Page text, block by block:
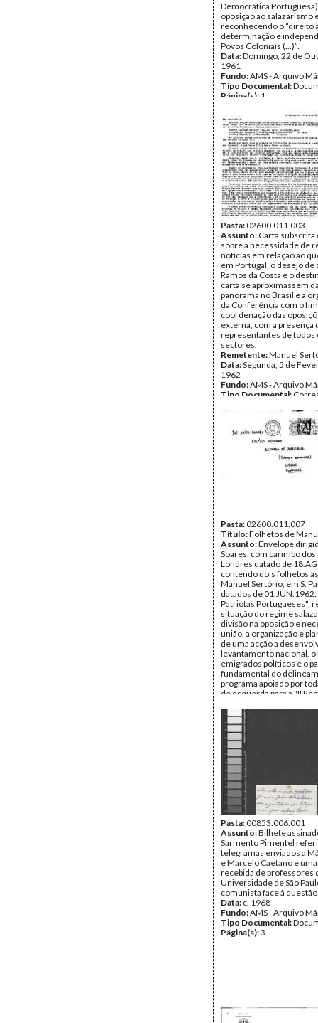
Democrática
oposição ao salazarismo
reconhecendo o “direito
determinação e
Povos Coloniais (...)”.
Data:Domingo, 22 de
1961
Fundo:AMS - Arquivo
Tipo Documental:
Página(s): 1
Pasta:02600.011.003
Assunto: Carta subscrita
sobre a necessidade de
notícias em relação ao
em Portugal, o desejo de
Ramos da Costa e o
carta se aproximassem
panorama no Brasil e a
da Conferência com o
coordenação das
externa, com a presença
representantes de todos
sectores.
Remetente:Manuel
Data:Segunda, 5 de
1962
Fundo:AMS - Arquivo
Tipo Documental:
Pasta:02600.011.007
Título:Folhetos de
Assunto:Envelope
Soares, com carimbo
Londres datado de
contendo dois folhetos
Manuel Sertório, em S.
datados de 01.JUN.1962:
Patriotas Portugueses",
situação do regime
divisão na oposição e
união, a organização e
de uma acção a
levantamento nacional, o
emigrados políticos e o
fundamental do
programa apoiado por
de esquerda para a "II
Portuguesa", com
programa a seguir, após
anti-fascista.
Data:Sexta, 1 de Junho
Sábado, 18 de Agosto de
Fundo:
Tipo Documental:
Página(s):11
Pasta:00853.006.001
Assunto:Bilhete
Sarmento Pimentel
telegramas enviados a
e Marcelo Caetano e
recebida de professores
Universidade de São
comunista face à
Data: c. 1968
Fundo:AMS - Arquivo
Tipo Documental:
Página(s):3